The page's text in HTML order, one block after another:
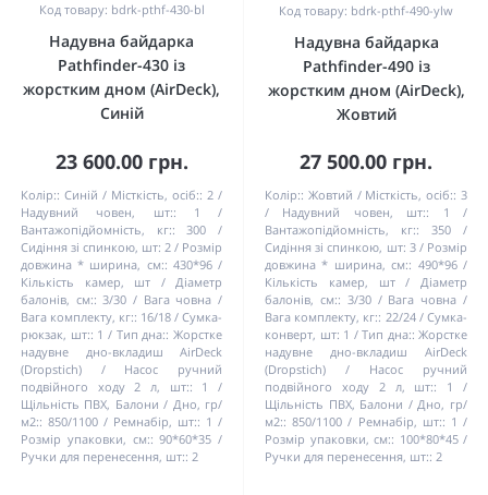
Код товару: bdrk-pthf-430-bl
Надувна байдарка
Pathfinder-430 із
жорстким дном (AirDeck),
Синій
23 600.00 грн.
Колір:: Синій Місткість, осіб:: 2
Надувний човен, шт::
1
Вантажопідйомність, кг::
300
Сидіння зі спинкою, шт: 2
Розмір
довжина * ширина, см:: 430*96
Кількість камер, шт / Діаметр
балонів, см:: 3/30
Вага човна /
Вага комплекту, кг:: 16/18
Сумка-
рюкзак, шт:: 1 Тип дна:: Жорстке
надувне дно-вкладиш AirDeck
(Dropstich)
Насос ручний
подвійного ходу 2 л, шт::
1
Щільність ПВХ, Балони / Дно, гр/
м2:: 850/1100 Ремнабір, шт:: 1
Розмір упаковки, см:: 90*60*35
Ручки для перенесення, шт:: 2
Код товару: bdrk-pthf-490-ylw
Надувна байдарка
Pathfinder-490 із
жорстким дном (AirDeck),
Жовтий
27 500.00 грн.
Колір:: Жовтий Місткість, осіб:: 3
Надувний човен, шт::
1
Вантажопідйомність, кг::
350
Сидіння зі спинкою, шт: 3
Розмір
довжина * ширина, см:: 490*96
Кількість камер, шт / Діаметр
балонів, см:: 3/30
Вага човна /
Вага комплекту, кг:: 22/24
Сумка-
конверт, шт: 1 Тип дна:: Жорстке
надувне дно-вкладиш AirDeck
(Dropstich)
Насос ручний
подвійного ходу 2 л, шт::
1
Щільність ПВХ, Балони / Дно, гр/
м2:: 850/1100 Ремнабір, шт:: 1
Розмір упаковки, см:: 100*80*45
Ручки для перенесення, шт:: 2